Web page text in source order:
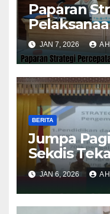
Paparan
Stunting
JAN 7, 2026
BERITA
Jumpa
Sekdis
Evaluasi
JAN 6, 2026